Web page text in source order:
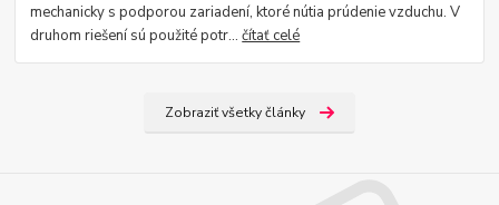
mechanicky s podporou zariadení, ktoré nútia prúdenie vzduchu. V
druhom riešení sú použité potr...čítať celé
Zobraziť všetky články